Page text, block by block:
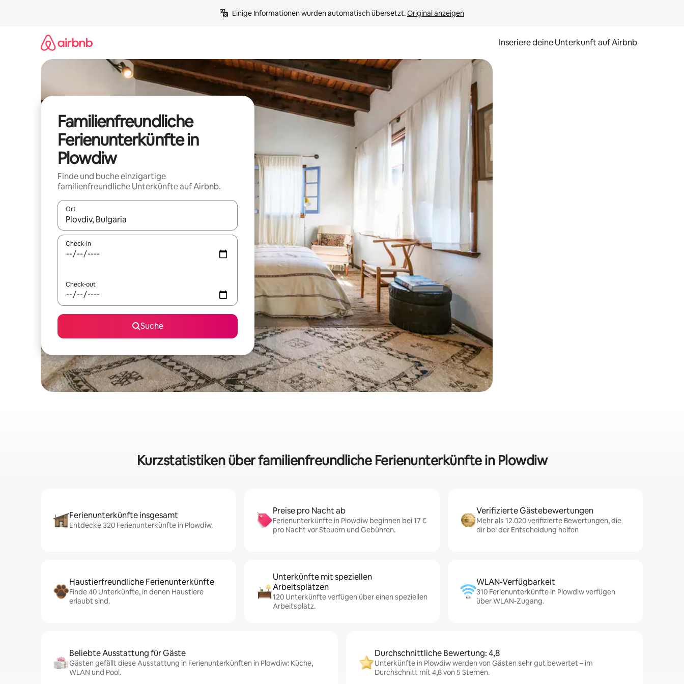
Einige Informationen wurden automatisch übersetzt. Original anzeigen
Inseriere deine Unterkunft auf Airbnb
Familienfreundliche
Ferienunterkünfte in
Plowdiw
Finde und buche einzigartige
familienfreundliche Unterkünfte auf Airbnb.
Ort
Wenn Ergebnisse verfügbar sind, navigiere mit den Pfeiltasten nach oben und unten oder erkunde die Ergebnisse durch Berühren oder Wischgesten.
Check-in
Check-out
Suche
Kurzstatistiken über familienfreundliche Ferienunterkünfte in Plowdiw
Ferienunterkünfte insgesamt
Entdecke 320 Ferienunterkünfte in Plowdiw.
Preise pro Nacht ab
Ferienunterkünfte in Plowdiw beginnen bei 17 €
pro Nacht vor Steuern und Gebühren.
Verifizierte Gästebewertungen
Mehr als 12.020 verifizierte Bewertungen, die
dir bei der Entscheidung helfen
Haustierfreundliche Ferienunterkünfte
Finde 40 Unterkünfte, in denen Haustiere
erlaubt sind.
Unterkünfte mit speziellen
Arbeitsplätzen
120 Unterkünfte verfügen über einen speziellen
Arbeitsplatz.
WLAN-Verfügbarkeit
310 Ferienunterkünfte in Plowdiw verfügen
über WLAN-Zugang.
Beliebte Ausstattung für Gäste
Gästen gefällt diese Ausstattung in Ferienunterkünften in Plowdiw: Küche,
WLAN und Pool.
Durchschnittliche Bewertung: 4,8
Unterkünfte in Plowdiw werden von Gästen sehr gut bewertet – im
Durchschnitt mit 4,8 von 5 Sternen.